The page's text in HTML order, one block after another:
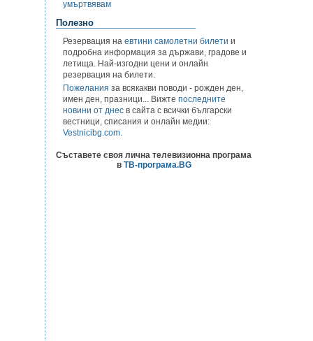
умъртвявам
Полезно
Резервация на евтини самолетни билети и
подробна информация за държави, градове и
летища. Най-изгодни цени и онлайн
резервация на билети.
Пожелания за всякакви поводи - рожден ден,
имен ден, празници... Вижте последните
новини от днес в сайта с всички български
вестници, списания и онлайн медии:
Vestnicibg.com.
Съставете своя лична телевизионна програма
в ТВ-програма.BG